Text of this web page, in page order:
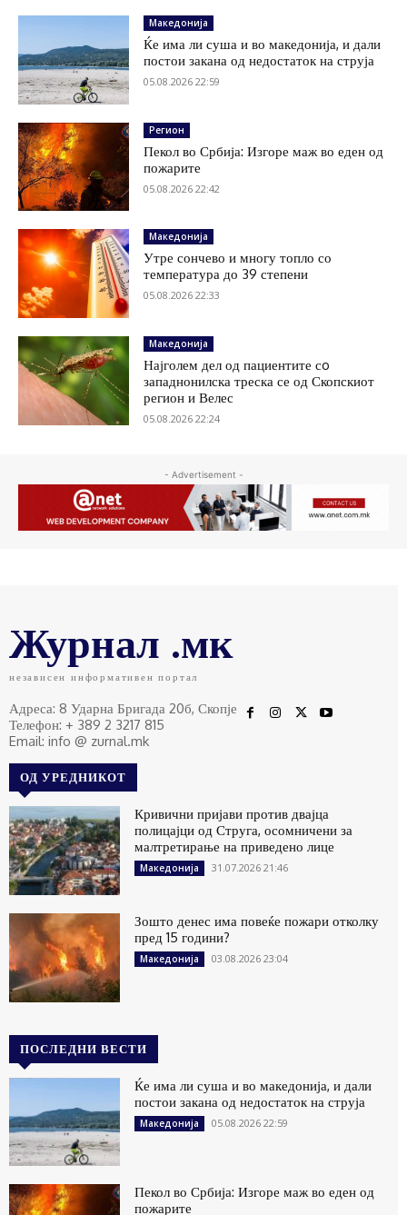
Македонија
Ќе има ли суша и во македонија, и дали
постои закана од недостаток на струја
05.08.2026 22:59
Регион
Пекол во Србија: Изгоре маж во еден од
пожарите
05.08.2026 22:42
Македонија
Утре сончево и многу топло со
температура до 39 степени
05.08.2026 22:33
Македонија
Најголем дел од пациентите сo
западнонилска треска се од Скопскиот
регион и Велес
05.08.2026 22:24
- Advertisement -
Журнал .мк
независен информативен портал
Адреса: 8 Ударна Бригада 20б, Скопје
Телефон: + 389 2 3217 815
Email: info @ zurnal.mk
ОД УРЕДНИКОТ
Кривични пријави против двајца
полицајци од Струга, осомничени за
малтретирање на приведено лице
Македонија 31.07.2026 21:46
Зошто денес има повеќе пожари отколку
пред 15 години?
Македонија 03.08.2026 23:04
ПОСЛЕДНИ ВЕСТИ
Ќе има ли суша и во македонија, и дали
постои закана од недостаток на струја
Македонија 05.08.2026 22:59
Пекол во Србија: Изгоре маж во еден од
пожарите